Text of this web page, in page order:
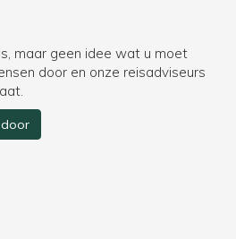
maar geen idee wat u moet
door en onze reisadviseurs